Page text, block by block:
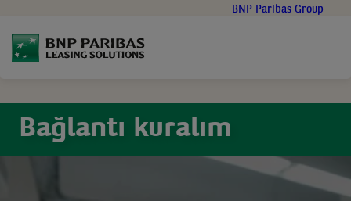
main
content
BNP Paribas Group
Bağlantı kuralım